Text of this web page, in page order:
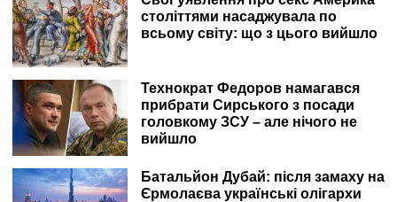
століттями насаджувала по
всьому світу: що з цього вийшло
Технократ Федоров намагався
прибрати Сирського з посади
головкому ЗСУ – але нічого не
вийшло
Батальйон Дубай: після замаху на
Єрмолаєва українські олігархи